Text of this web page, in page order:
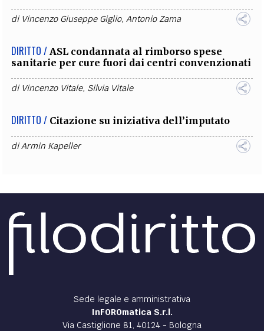
di Vincenzo Giuseppe Giglio,Antonio Zama
DIRITTO / ASL condannata al rimborso spese
sanitarie per cure fuori dai centri convenzionati
di Vincenzo Vitale, Silvia Vitale
DIRITTO / Citazione su iniziativa dell’imputato
diArmin Kapeller
Sede legale e amministrativa
InFOROmatica S.r.l.
Via Castiglione 81, 40124 - Bologna